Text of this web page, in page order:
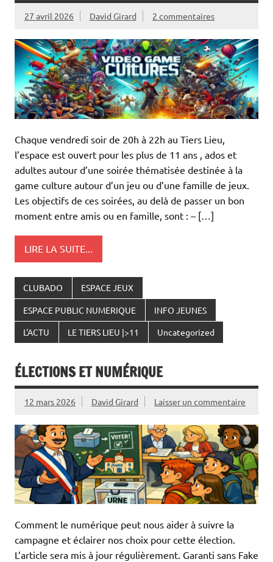
27 avril 2026 David Girard 2 commentaires
Chaque vendredi soir de 20h à 22h au Tiers Lieu,
l’espace est ouvert pour les plus de 11 ans , ados et
adultes autour d’une soirée thématisée destinée à la
game culture autour d’un jeu ou d’une famille de jeux.
Les objectifs de ces soirées, au delà de passer un bon
moment entre amis ou en famille, sont : – […]
LIRE LA SUITE...
CLUBADO ESPACE JEUX
ESPACE PUBLIC NUMERIQUE INFO JEUNES
L'ACTU LE TIERS LIEU |>11 Uncategorized
ÉLECTIONS ET NUMÉRIQUE
12 mars 2026 David Girard Laisser un commentaire
Comment le numérique peut nous aider à suivre la
campagne et éclairer nos choix pour cette élection.
L’article sera mis à jour régulièrement. Garanti sans Fake